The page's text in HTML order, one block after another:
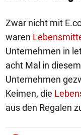
Zwar nicht mit
waren
Unternehmen in
acht Mal in
Unternehmen
Keimen, die
aus den Regalen